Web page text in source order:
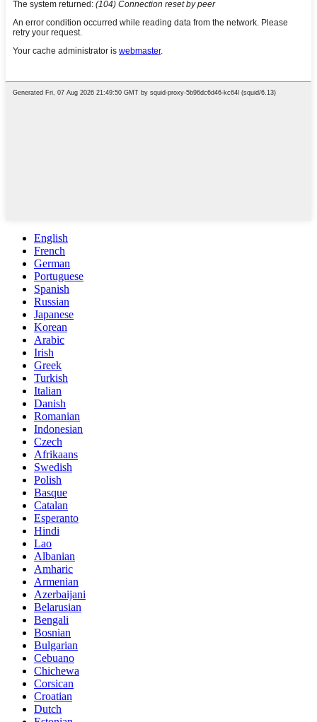
English
French
German
Portuguese
Spanish
Russian
Japanese
Korean
Arabic
Irish
Greek
Turkish
Italian
Danish
Romanian
Indonesian
Czech
Afrikaans
Swedish
Polish
Basque
Catalan
Esperanto
Hindi
Lao
Albanian
Amharic
Armenian
Azerbaijani
Belarusian
Bengali
Bosnian
Bulgarian
Cebuano
Chichewa
Corsican
Croatian
Dutch